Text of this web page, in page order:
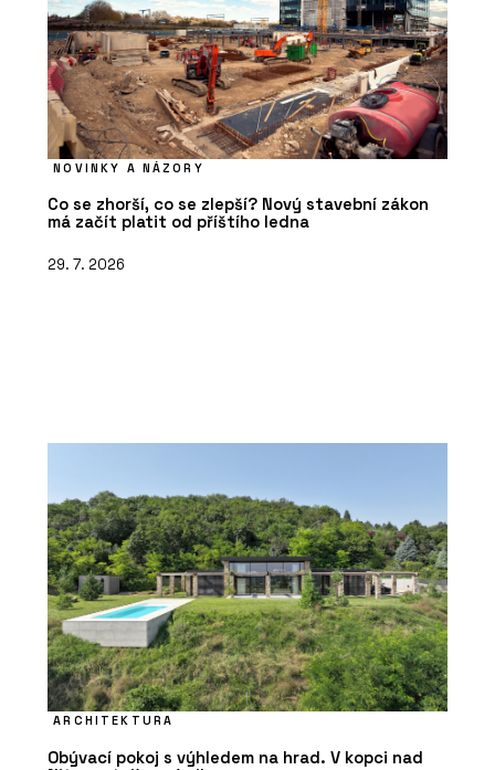
NOVINKY A NÁZORY
Co se zhorší, co se zlepší? Nový stavební zákon
má začít platit od příštího ledna
29. 7. 2026
ARCHITEKTURA
Obývací pokoj s výhledem na hrad. V kopci nad